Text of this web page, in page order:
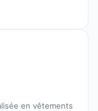
en vêtements